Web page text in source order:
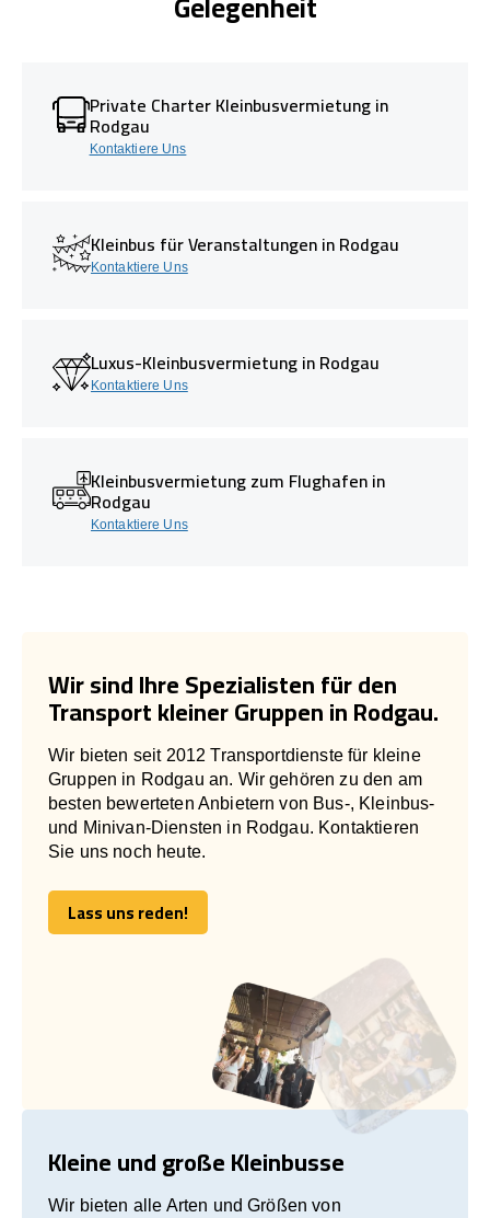
Private Charter Kleinbusvermietung in
Rodgau
Kontaktiere Uns
Kleinbus für Veranstaltungen in Rodgau
Kontaktiere Uns
Luxus-Kleinbusvermietung in Rodgau
Kontaktiere Uns
Kleinbusvermietung zum Flughafen in
Rodgau
Kontaktiere Uns
Wir sind Ihre Spezialisten für den
Transport kleiner Gruppen in Rodgau.
Wir bieten seit 2012 Transportdienste für kleine
Gruppen in Rodgau an. Wir gehören zu den am
besten bewerteten Anbietern von Bus-, Kleinbus-
und Minivan-Diensten in Rodgau. Kontaktieren
Sie uns noch heute.
Lass uns reden!
Lass uns reden!
Kleine und große Kleinbusse
Wir bieten alle Arten und Größen von